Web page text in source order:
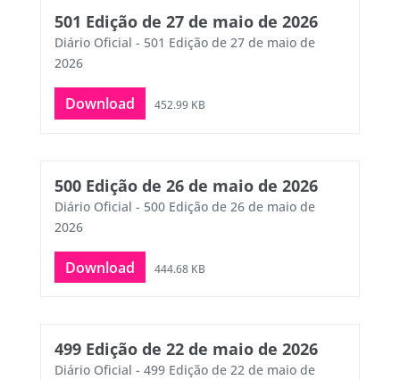
501 Edição de 27 de maio de 2026
Diário Oficial - 501 Edição de 27 de maio de
2026
Download 452.99 KB
500 Edição de 26 de maio de 2026
Diário Oficial - 500 Edição de 26 de maio de
2026
Download 444.68 KB
499 Edição de 22 de maio de 2026
Diário Oficial - 499 Edição de 22 de maio de